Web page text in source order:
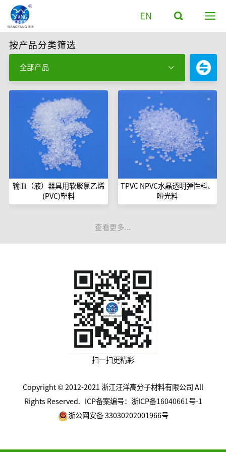
按产品分类筛选
全部产品 
输血（液）器具用软聚氯乙烯
(PVC)塑料
TPVC NPVC水晶透明弹性料、
哑光料
查看更多...
扫一扫更精彩
Copyright © 2012-2021 浙江汪洋高分子材料有限公司 All
Rights Reserved. ICP备案编号：浙ICP备16040661号-1
浙公网安备 33030202001966号